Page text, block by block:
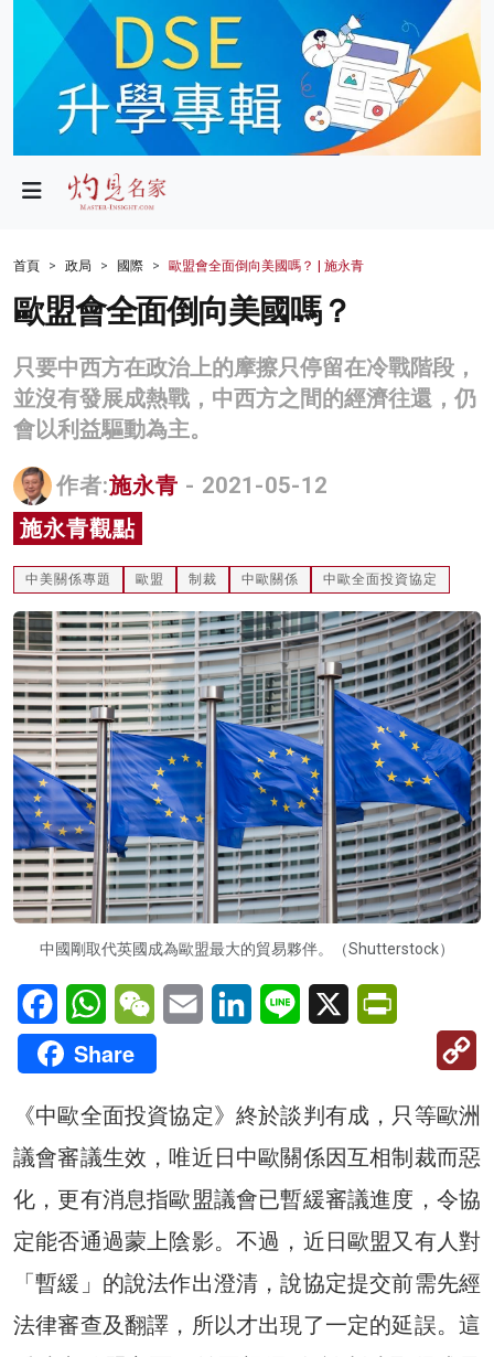
政局
財經
生活
商業
科技
影片
名家榜
灼見活動
關於我們
首頁 政局 國際 歐盟會全面倒向美國嗎？ | 施永青
歐盟會全面倒向美國嗎？
只要中西方在政治上的摩擦只停留在冷戰階段，
並沒有發展成熱戰，中西方之間的經濟往還，仍
會以利益驅動為主。
作者:施永青 - 2021-05-12
施永青觀點
中美關係專題 歐盟 制裁 中歐關係 中歐全面投資協定
中國剛取代英國成為歐盟最大的貿易夥伴。（Shutterstock）
FacebookWhatsAppWeChatEmail LinkedInLine X
Share
《中歐全面投資協定》終於談判有成，只等歐洲
議會審議生效，唯近日中歐關係因互相制裁而惡
化，更有消息指歐盟議會已暫緩審議進度，令協
定能否通過蒙上陰影。不過，近日歐盟又有人對
「暫緩」的說法作出澄清，說協定提交前需先經
法律審查及翻譯，所以才出現了一定的延誤。這